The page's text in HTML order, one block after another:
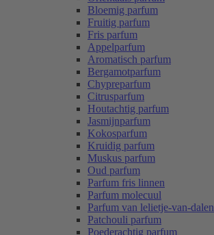
Bloemig parfum
Fruitig parfum
Fris parfum
Appelparfum
Aromatisch parfum
Bergamotparfum
Chypreparfum
Citrusparfum
Houtachtig parfum
Jasmijnparfum
Kokosparfum
Kruidig parfum
Muskus parfum
Oud parfum
Parfum fris linnen
Parfum molecuul
Parfum van lelietje-van-dalen
Patchouli parfum
Poederachtig parfum